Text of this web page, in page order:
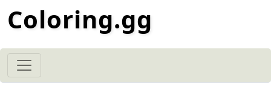
Coloring.gg